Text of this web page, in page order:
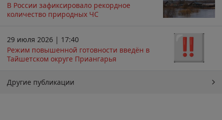
В России зафиксировало рекордное
количество природных ЧС
29 июля 2026 | 17:40
Режим повышенной готовности введён в
Тайшетском округе Приангарья
Другие публикации